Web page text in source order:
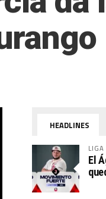
HEADLINES
El